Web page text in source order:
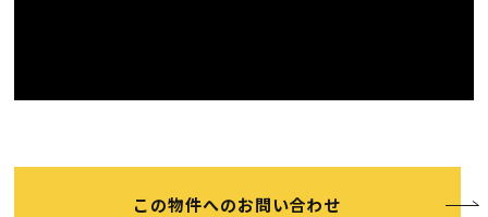
スタッフ紹介
採用情報
この物件へのお問い合わせ